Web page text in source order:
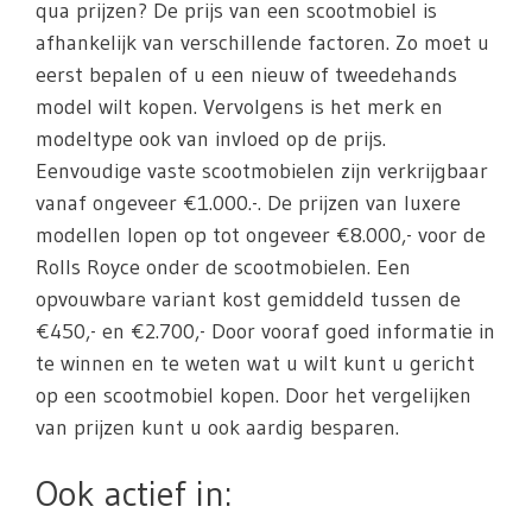
qua prijzen? De prijs van een scootmobiel is
afhankelijk van verschillende factoren. Zo moet u
eerst bepalen of u een nieuw of tweedehands
model wilt kopen. Vervolgens is het merk en
modeltype ook van invloed op de prijs.
Eenvoudige vaste scootmobielen zijn verkrijgbaar
vanaf ongeveer €1.000.-. De prijzen van luxere
modellen lopen op tot ongeveer €8.000,- voor de
Rolls Royce onder de scootmobielen. Een
opvouwbare variant kost gemiddeld tussen de
€450,- en €2.700,- Door vooraf goed informatie in
te winnen en te weten wat u wilt kunt u gericht
op een scootmobiel kopen. Door het vergelijken
van prijzen kunt u ook aardig besparen.
Ook actief in: